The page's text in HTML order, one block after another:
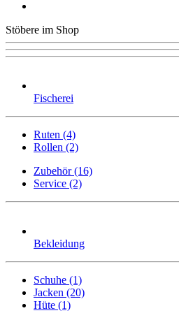
Stöbere im Shop
Fischerei
Ruten (4)
Rollen (2)
Zubehör (16)
Service (2)
Bekleidung
Schuhe (1)
Jacken (20)
Hüte (1)